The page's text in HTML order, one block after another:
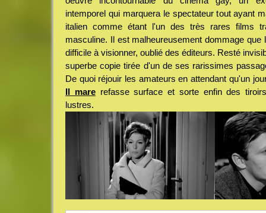
intemporel qui marquera le spectateur tout ayant
italien comme étant l'un des très rares films
masculine. Il est malheureusement dommage que
difficile à visionner, oublié des éditeurs. Resté
superbe copie tirée d'un de ses rarissimes
De quoi réjouir les amateurs en attendant qu'un
Il marerefasse surface et sorte enfin des
lustres.